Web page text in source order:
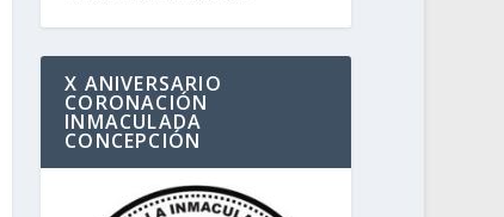
X ANIVERSARIO
CORONACIÓN
INMACULADA
CONCEPCIÓN